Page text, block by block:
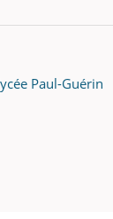
Paul-Guérin